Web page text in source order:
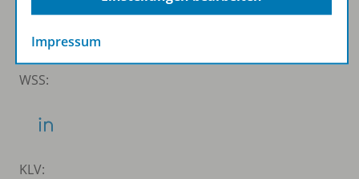
WSS:
KLV:
Impressum